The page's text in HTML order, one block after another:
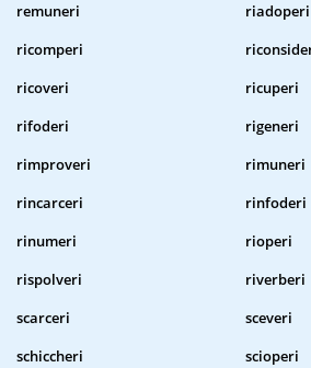
remuneri
riadoperi
ricomperi
ricoveri
ricuperi
rifoderi
rigeneri
rimproveri
rimuneri
rincarceri
rinfoderi
rinumeri
rioperi
rispolveri
riverberi
scarceri
sceveri
schiccheri
scioperi